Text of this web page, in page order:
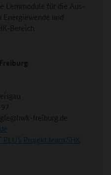
Lernmodule für die Aus-
Energiewende und
Bereich
freiburg.de